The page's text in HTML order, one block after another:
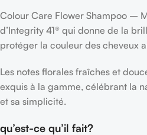
Colour Care Flower Shampoo –
d’Integrity 41® qui donne de la
protéger la couleur des cheveux
Les notes florales fraîches et
exquis à la gamme, célébrant la
et sa simplicité.
qu’est-ce qu’il fait?